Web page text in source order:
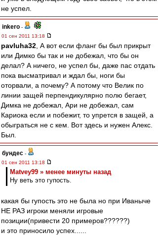
не успел.
inkero -
01 сен 2011 13:18
pavluha32 , А вот если фланг бы был прикрыт
или Димко бы так и не добежал, что бы он
делал? А ничего, не успел бы, даже пас отдать
пока высматривал и ждал бы, ноги бы
оторвали, а почему? А потому что Велик по
линии защей перпендикулярно полю бегает,
Димка не добежал, Ари не добежал, сам
Кариока если и побежит, то упрется в защей, а
обыграться не с кем. Вот здесь и нужен Алекс.
Был.
бундес -
01 сен 2011 13:18
Matvey99 » менее минуты назад
Ну веть это гупость.
какая бы гупость это не была но при Иваныче
НЕ РАЗ игроки меняли игровые
позиции(привести 20 примеров??????)
и это приносило успех......